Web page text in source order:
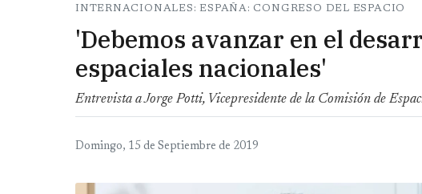
INTERNACIONALES: ESPAÑA: CONGRESO DEL ESPACIO
'Debemos avanzar en el
espaciales nacionales'
Entrevista a Jorge Potti, Vicepresidente de la Comisión de
Domingo, 15 de Septiembre de 2019